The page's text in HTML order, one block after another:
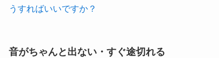
うすればいいですか？
音がちゃんと出ない・すぐ途切れる